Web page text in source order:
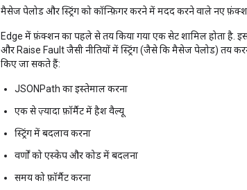
मैसेज पेलोड और स्ट्रिंग को कॉन्फ़िगर करने में मदद करने वाले नए
Edge में फ़ंक्शन का पहले से तय किया गया एक सेट शामिल होता
और Raise Fault जैसी नीतियों में स्ट्रिंग (जैसे कि मैसेज पेलोड) तय
किए जा सकते हैं:
JSONPath का इस्तेमाल करना
एक से ज़्यादा फ़ॉर्मैट में हैश वैल्यू
स्ट्रिंग में बदलाव करना
वर्णों को एस्केप और कोड में बदलना
समय को फ़ॉर्मैट करना